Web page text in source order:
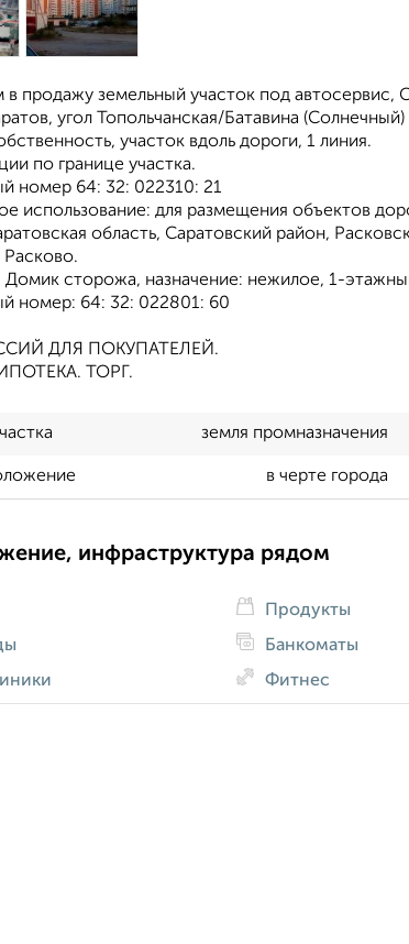
в продажу земельный участок под
угол Топольчанская/Батавина (Солнечный)
участок вдоль дороги, 1 линия.
по границе участка.
номер 64: 32: 022310: 21
использование: для размещения объектов
область, Саратовский район,
Расково.
Домик сторожа, назначение: нежилое, 1-
номер: 64: 32: 022801: 60
ДЛЯ ПОКУПАТЕЛЕЙ.
ТОРГ.
земля промназначения
в черте города
инфраструктура рядом
Продукты
Банкоматы
Фитнес